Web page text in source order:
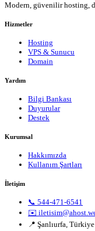
Modern, güvenilir hosting,
Hizmetler
Hosting
VPS & Sunucu
Domain
Yardım
Bilgi Bankası
Duyurular
Destek
Kurumsal
Hakkımızda
Kullanım Şartları
İletişim
📞 544-471-6541
✉️
📍 Şanlıurfa, Türkiye